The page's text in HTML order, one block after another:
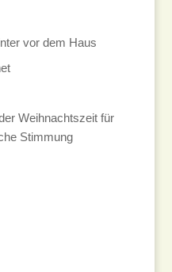
vor dem Haus
Weihnachtszeit für
Stimmung